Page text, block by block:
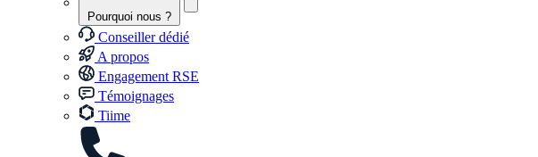
Pourquoi nous ?
Conseiller dédié
A propos
Engagement RSE
Témoignages
Tiime